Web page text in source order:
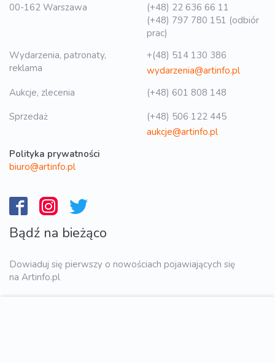
00-162 Warszawa
(+48) 22 636 66 11
(+48) 797 780 151 (odbiór
prac)
Wydarzenia, patronaty,
reklama
+(48) 514 130 386
wydarzenia@artinfo.pl
Aukcje, zlecenia
(+48) 601 808 148
Sprzedaż
(+48) 506 122 445
aukcje@artinfo.pl
Polityka prywatności
biuro@artinfo.pl
Bądź na bieżąco
Dowiaduj się pierwszy o nowościach pojawiających się
na Artinfo.pl